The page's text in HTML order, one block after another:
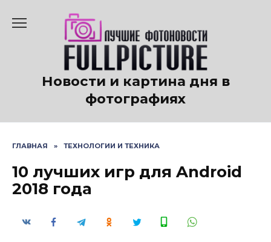
содержанию
Новости и картина дня в
фотографиях
ГЛАВНАЯ » ТЕХНОЛОГИИ И ТЕХНИКА
10 лучших игр для Android
2018 года